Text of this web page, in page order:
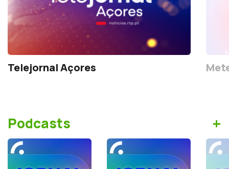
Telejornal Açores
Podcasts +